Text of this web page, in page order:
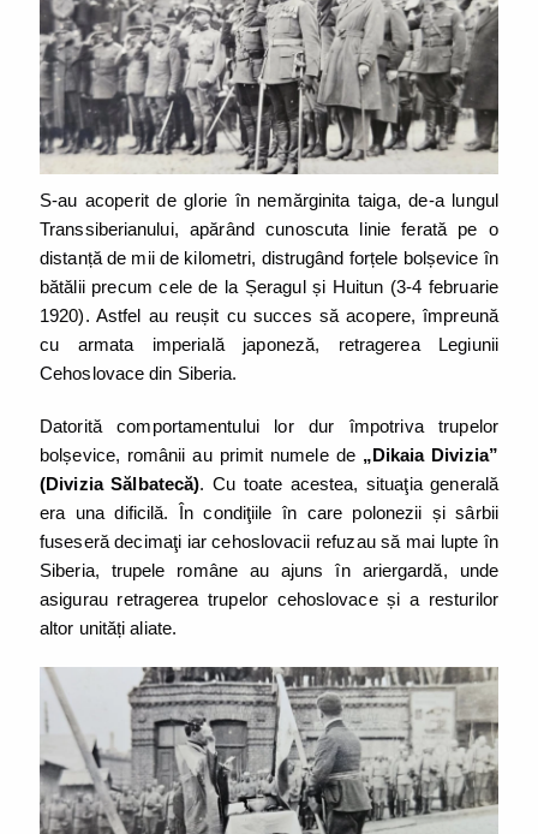
S-au acoperit de glorie în nemărginita taiga, de-a lungul
Transsiberianului, apărând cunoscuta linie ferată pe o
distanță de mii de kilometri, distrugând forțele bolșevice în
bătălii precum cele de la Șeragul și Huitun (3-4 februarie
1920). Astfel au reușit cu succes să acopere, împreună
cu armata imperială japoneză, retragerea Legiunii
Cehoslovace din Siberia.
Datorită comportamentului lor dur împotriva trupelor
bolșevice, românii au primit numele de „Dikaia Divizia”
(Divizia Sălbatecă). Cu toate acestea, situaţia generală
era una dificilă. În condiţiile în care polonezii și sârbii
fuseseră decimaţi iar cehoslovacii refuzau să mai lupte în
Siberia, trupele române au ajuns în ariergardă, unde
asigurau retragerea trupelor cehoslovace și a resturilor
altor unități aliate.